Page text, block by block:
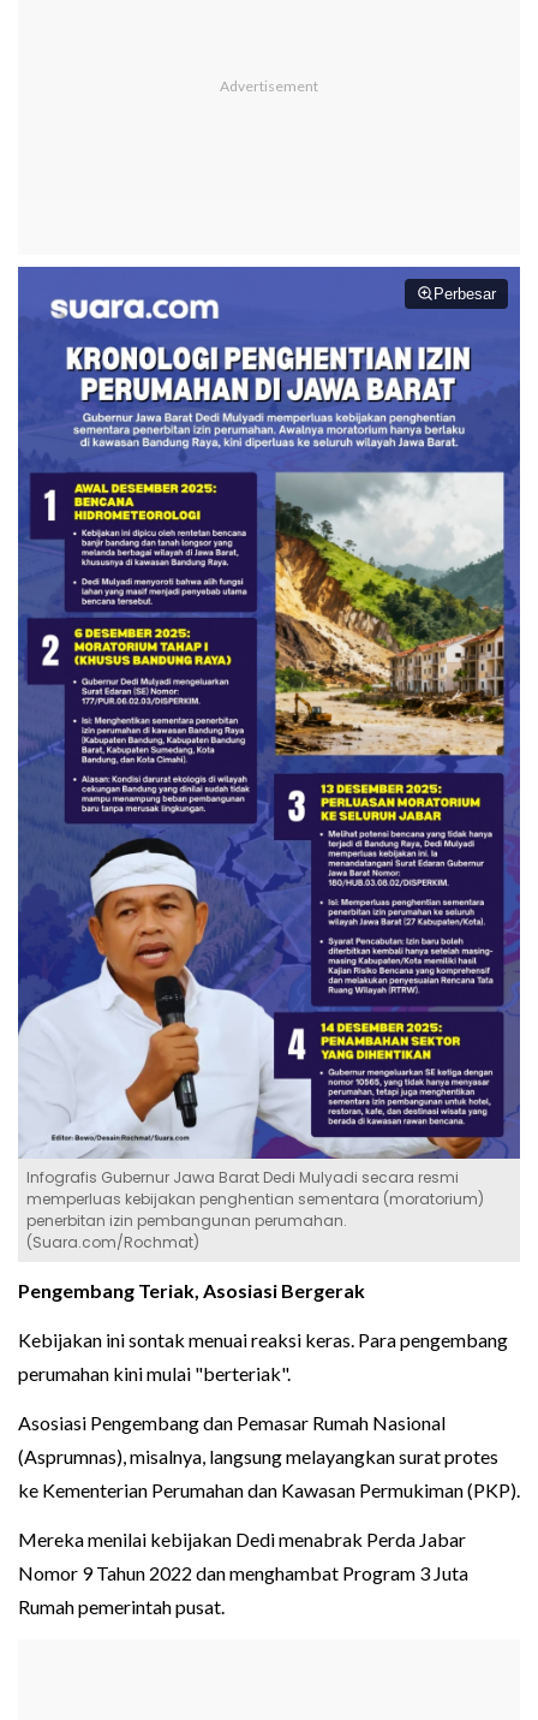
Perbesar
Infografis Gubernur Jawa Barat Dedi Mulyadi secara resmi
memperluas kebijakan penghentian sementara (moratorium)
penerbitan izin pembangunan perumahan.
(Suara.com/Rochmat)
Pengembang Teriak, Asosiasi Bergerak
Kebijakan ini sontak menuai reaksi keras. Para pengembang
perumahan kini mulai "berteriak".
Asosiasi Pengembang dan Pemasar Rumah Nasional
(Asprumnas), misalnya, langsung melayangkan surat protes
ke Kementerian Perumahan dan Kawasan Permukiman (PKP).
Mereka menilai kebijakan Dedi menabrak Perda Jabar
Nomor 9 Tahun 2022 dan menghambat Program 3 Juta
Rumah pemerintah pusat.